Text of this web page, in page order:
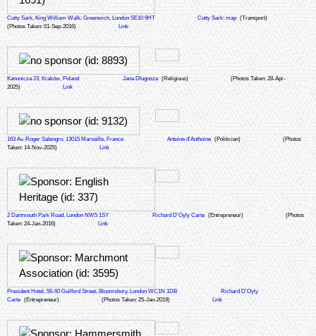
Cutty Sark, King William Walk, Greenwich, London SE10 9HT Cutty Sark: map (Transport)
(Photos Taken: 01-Sep-2016)
Link
Kanonicza 23, Kraków, Poland Jana Długosza (Religious)
(Photos Taken: 28-Apr-
2025)
Link
163 Av. Roger Salengro, 13015 Marseille, France Antoine d'Anthoine (Politician)
(Photos
Taken: 14-Nov-2025)
Link
2 Dartmouth Park Road, London NW5 1SY Richard D'Oyly Carte (Entrepreneur)
(Photos
Taken: 24-Jan-2016)
Link
President Hotel, 56-60 Guilford Street, Bloomsbury, London WC1N 1DB
Richard D'Oyly
Carte (Entrepreneur) (Photos Taken: 25-Jan-2019) Link